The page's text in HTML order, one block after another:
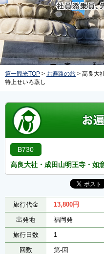
第一観光TOP > お遍路の旅 > 高良大
特上せいろ蒸し
B730
高良大社・成田山明王寺・如
旅行代金 13,800円
出発地 福岡発
旅行日数 1
回数 第-回